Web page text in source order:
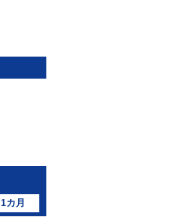
1カ月